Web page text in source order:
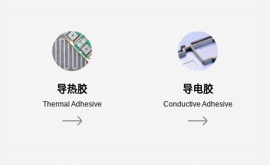
导热胶
Thermal Adhesive
导电胶
Conductive Adhesive